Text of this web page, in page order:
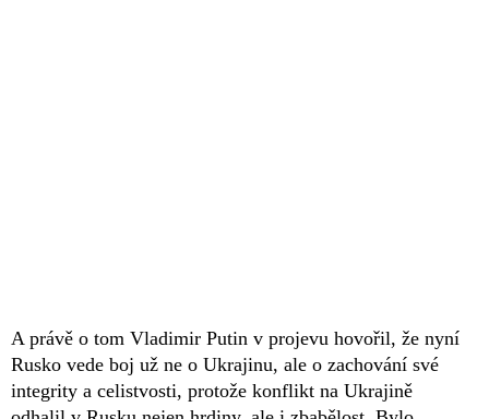
A právě o tom Vladimir Putin v projevu hovořil, že nyní
Rusko vede boj už ne o Ukrajinu, ale o zachování své
integrity a celistvosti, protože konflikt na Ukrajině